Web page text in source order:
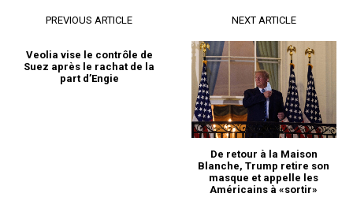
PREVIOUS ARTICLE
Veolia vise le contrôle de
Suez après le rachat de la
part d’Engie
NEXT ARTICLE
De retour à la Maison
Blanche, Trump retire son
masque et appelle les
Américains à «sortir»